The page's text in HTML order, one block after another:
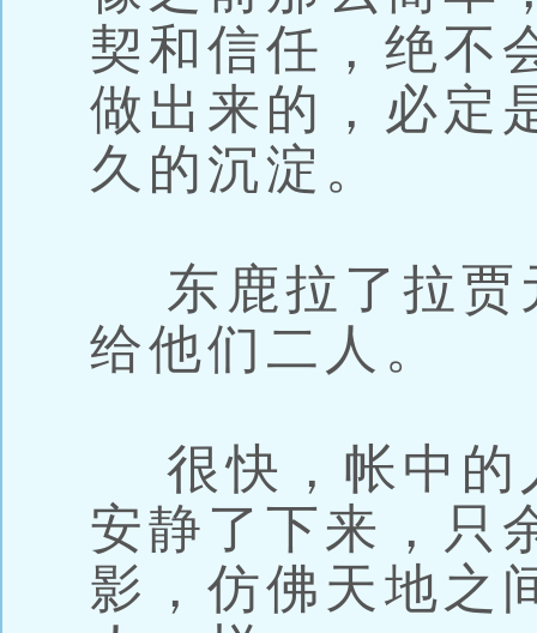
契和信任，绝不
做出来的，必定
久的沉淀。
东鹿拉了拉贾
给他们二人。
很快，帐中的
安静了下来，只
影，仿佛天地之